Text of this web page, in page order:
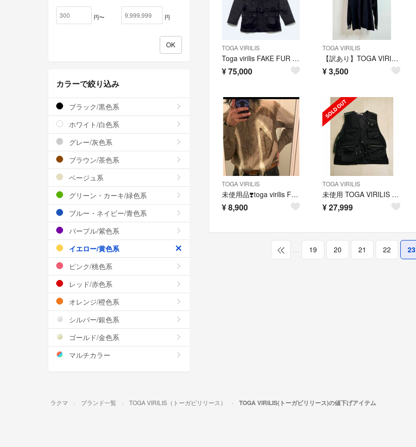
TOGA VIRILIS
Toga virilis FAKE FUR BLOUSON
¥75,000
TOGA VIRILIS
【訳あり】TOGA VIRILIS RIB JERSEY L/S タグ有り
¥3,500
TOGA VIRILIS
未使用品❣️toga virilis FRINGE SHIRT シャツブラウス
¥8,900
TOGA VIRILIS
未使用 TOGA VIRILIS トーガビリリース ベスト ダウン 50
¥27,999
… 19 20 21 22 23
円〜 円
カラーで絞り込み
ブラック/黒色系
ホワイト/白色系
グレー/灰色系
ブラウン/茶色系
ベージュ系
グリーン・カーキ/緑色系
ブルー・ネイビー/青色系
パープル/紫色系
イエロー/黄色系
ピンク/桃色系
レッド/赤色系
オレンジ/橙色系
シルバー/銀色系
ゴールド/金色系
マルチカラー
ラクマ ブランド一覧 TOGA VIRILIS（トーガビリリース） TOGA VIRILIS(トーガビリリース)の値下げアイテム